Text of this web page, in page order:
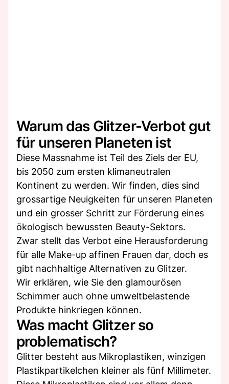
Warum das Glitzer-Verbot gut
für unseren Planeten ist
Diese Massnahme ist Teil des Ziels der EU,
bis 2050 zum ersten klimaneutralen
Kontinent zu werden. Wir finden, dies sind
grossartige Neuigkeiten für unseren Planeten
und ein grosser Schritt zur Förderung eines
ökologisch bewussten Beauty-Sektors.
Zwar stellt das Verbot eine Herausforderung
für alle Make-up affinen Frauen dar, doch es
gibt nachhaltige Alternativen zu Glitzer.
Wir erklären, wie Sie den glamourösen
Schimmer auch ohne umweltbelastende
Produkte hinkriegen können.
Was macht Glitzer so
problematisch?
Glitter besteht aus Mikroplastiken, winzigen
Plastikpartikelchen kleiner als fünf Millimeter.